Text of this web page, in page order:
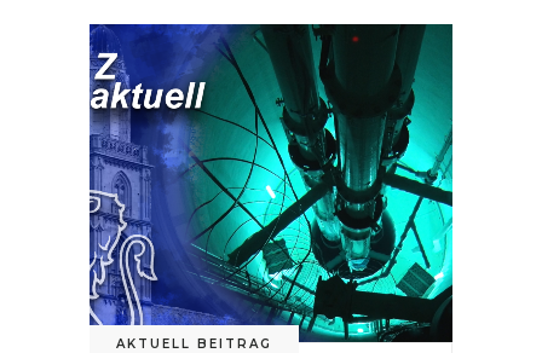
AKTUELL BEITRAG